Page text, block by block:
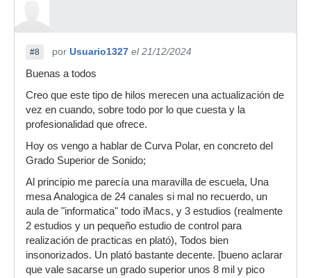
#8 por Usuario1327 el 21/12/2024
Buenas a todos
Creo que este tipo de hilos merecen una actualización de
vez en cuando, sobre todo por lo que cuesta y la
profesionalidad que ofrece.
Hoy os vengo a hablar de Curva Polar, en concreto del
Grado Superior de Sonido;
Al principio me parecía una maravilla de escuela, Una
mesa Analogica de 24 canales si mal no recuerdo, un
aula de "informatica" todo iMacs, y 3 estudios (realmente
2 estudios y un pequeño estudio de control para
realización de practicas en plató), Todos bien
insonorizados. Un plató bastante decente. [bueno aclarar
que vale sacarse un grado superior unos 8 mil y pico